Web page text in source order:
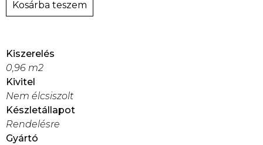
Kosárba teszem
Kiszerelés
0,96 m2
Kivitel
Nem élcsiszolt
Készletállapot
Rendelésre
Gyártó